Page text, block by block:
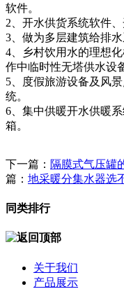
软件。
2、开水供货系统软件
3、做为多层建筑给排
4、乡村饮用水的理想
作中临时性无塔供水设
5、度假旅游设备及风
统。
6、集中供暖开水供暖
箱。
下一篇： 隔膜式气压罐
篇： 地采暖分集水器选
同类排行
关于我们
产品展示